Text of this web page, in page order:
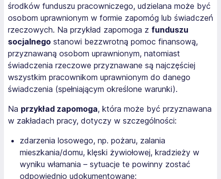
środków funduszu pracowniczego, udzielana może być
osobom uprawnionym w formie zapomóg lub świadczeń
rzeczowych. Na przykład zapomoga z funduszu
socjalnego stanowi bezzwrotną pomoc finansową,
przyznawaną osobom uprawnionym, natomiast
świadczenia rzeczowe przyznawane są najczęściej
wszystkim pracownikom uprawnionym do danego
świadczenia (spełniającym określone warunki).
Na przykład zapomoga, która może być przyznawana
w zakładach pracy, dotyczy w szczególności:
zdarzenia losowego, np. pożaru, zalania
mieszkania/domu, klęski żywiołowej, kradzieży w
wyniku włamania – sytuacje te powinny zostać
odpowiednio udokumentowane;